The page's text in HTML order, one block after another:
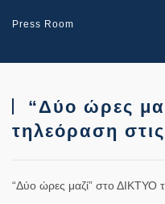
Press Room
“Δύο ώρες
τηλεόραση
“Δύο ώρες μαζί” στο ΔΙΚΤΥΟ